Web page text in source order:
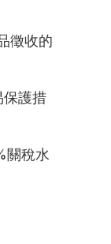
徵收的
保護措
關稅水